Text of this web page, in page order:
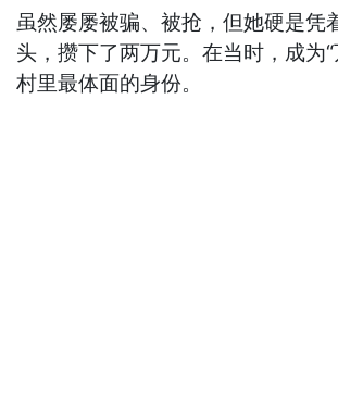
虽然屡屡被骗、被抢，但她硬是凭
头，攒下了两万元。在当时，成为
村里最体面的身份。